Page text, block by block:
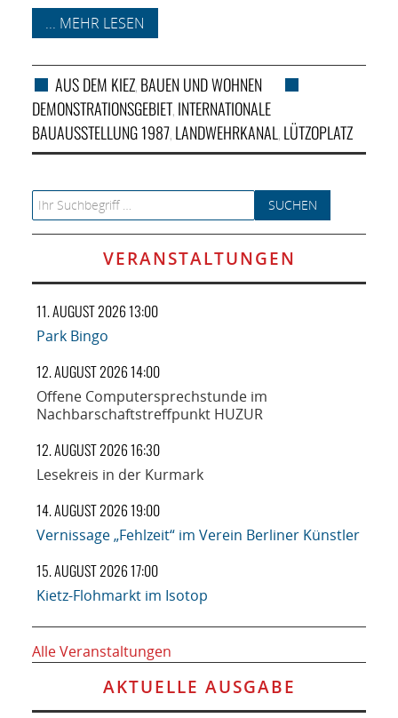
... MEHR LESEN
AUS DEM KIEZ, BAUEN UND WOHNEN
DEMONSTRATIONSGEBIET, INTERNATIONALE
BAUAUSSTELLUNG 1987, LANDWEHRKANAL, LÜTZOPLATZ
Search for:
VERANSTALTUNGEN
11. AUGUST 2026 13:00
Park Bingo
12. AUGUST 2026 14:00
Offene Computersprechstunde im
Nachbarschaftstreffpunkt HUZUR
12. AUGUST 2026 16:30
Lesekreis in der Kurmark
14. AUGUST 2026 19:00
Vernissage „Fehlzeit“ im Verein Berliner Künstler
15. AUGUST 2026 17:00
Kietz-Flohmarkt im Isotop
Alle Veranstaltungen
AKTUELLE AUSGABE